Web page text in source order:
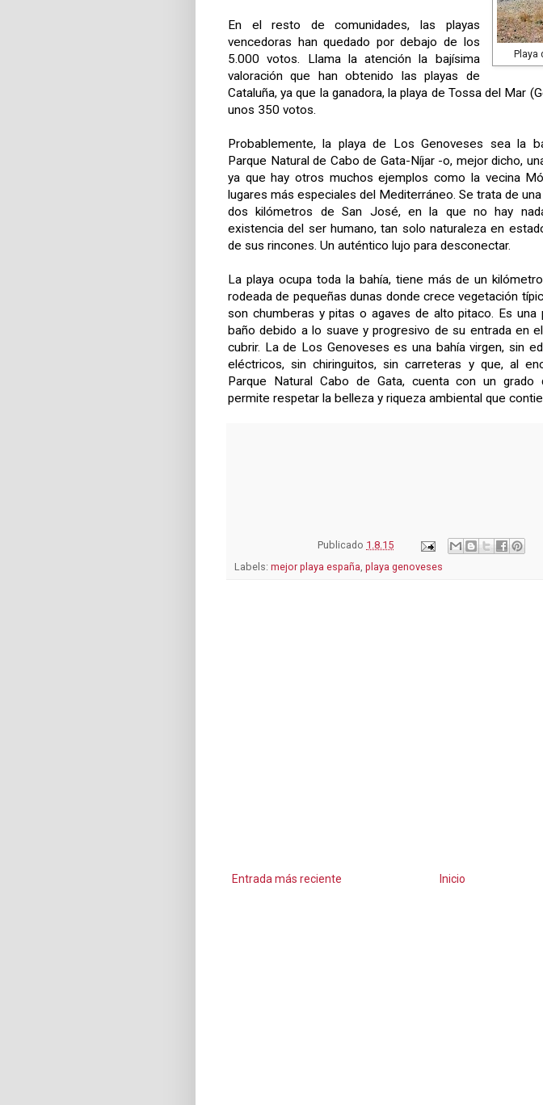
Playa
En el resto de comunidades, las playas
vencedoras han quedado por debajo de los
5.000 votos. Llama la atención la bajísima
valoración que han obtenido las playas de
Cataluña, ya que la ganadora, la playa de Tossa del Mar
unos 350 votos.
Probablemente, la playa de Los Genoveses sea la
Parque Natural de Cabo de Gata-Níjar -o, mejor dicho,
ya que hay otros muchos ejemplos como la vecina
lugares más especiales del Mediterráneo. Se trata de
dos kilómetros de San José, en la que no hay
existencia del ser humano, tan solo naturaleza en
de sus rincones. Un auténtico lujo para desconectar.
La playa ocupa toda la bahía, tiene más de un
rodeada de pequeñas dunas donde crece vegetación
son chumberas y pitas o agaves de alto pitaco. Es una
baño debido a lo suave y progresivo de su entrada en
cubrir. La de Los Genoveses es una bahía virgen, sin
eléctricos, sin chiringuitos, sin carreteras y que, al
Parque Natural Cabo de Gata, cuenta con un grado
permite respetar la belleza y riqueza ambiental que
Publicado 1.8.15
Labels: mejor playa españa, playa genoveses
Entrada más reciente Inicio